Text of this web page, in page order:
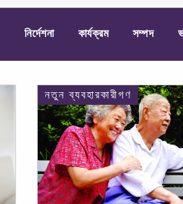
নির্দেশনা কার্যক্রম সম্পদ
নতুন ব্যবহারকারীগণ